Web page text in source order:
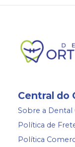
Central do
Sobre a
Política de
Política